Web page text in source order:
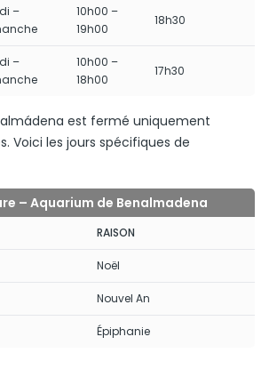
–
10h00 –
19h00
18h30
–
10h00 –
18h00
17h30
est fermé uniquement
Voici les jours spécifiques de
– Aquarium de Benalmadena
RAISON
Noël
Nouvel An
Épiphanie